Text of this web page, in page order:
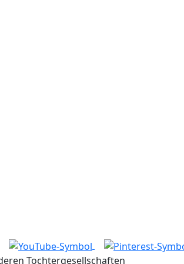
Tochtergesellschaften